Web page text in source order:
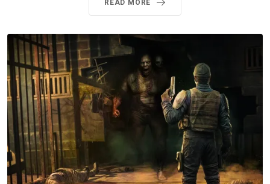
READ MORE